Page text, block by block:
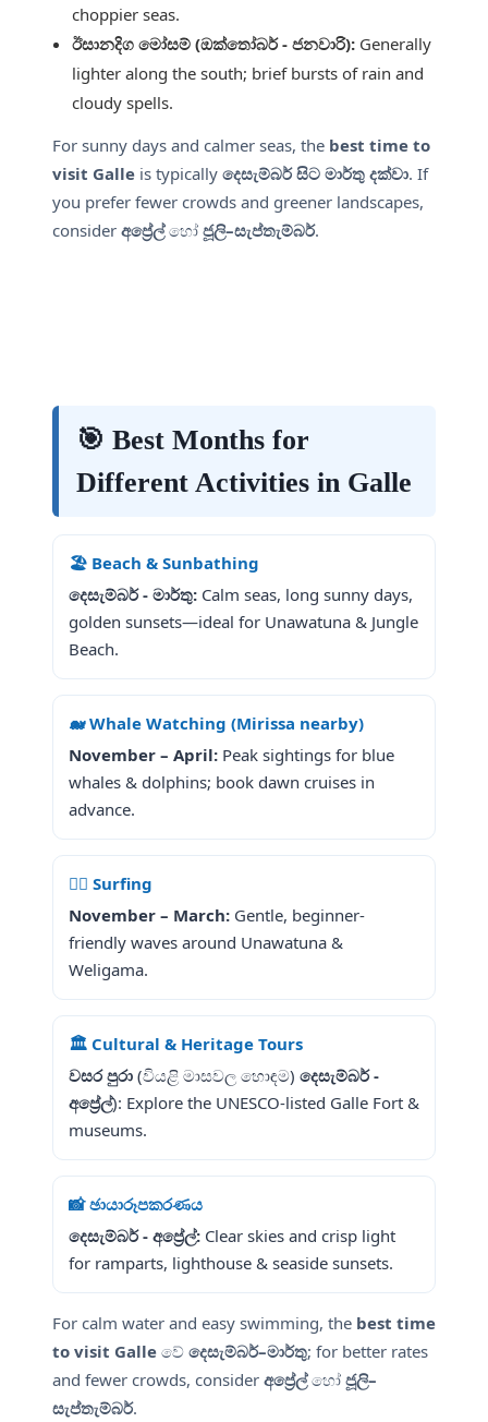
choppier seas.
ඊසානදිග මෝසම් (ඔක්තෝබර් - ජනවාරි): Generally
lighter along the south; brief bursts of rain and
cloudy spells.
For sunny days and calmer seas, the best time to
visit Galle is typically දෙසැම්බර් සිට මාර්තු දක්වා. If
you prefer fewer crowds and greener landscapes,
consider අප්‍රේල්හෝ ජූලි–සැප්තැම්බර්.
🎯 Best Months for
Different Activities in Galle
🏖️ Beach & Sunbathing
දෙසැම්බර් - මාර්තු: Calm seas, long sunny days,
golden sunsets—ideal for Unawatuna & Jungle
Beach.
🐋 Whale Watching (Mirissa nearby)
November – April: Peak sightings for blue
whales & dolphins; book dawn cruises in
advance.
🏄‍♂️ Surfing
November – March: Gentle, beginner-
friendly waves around Unawatuna &
Weligama.
🏛️ Cultural & Heritage Tours
වසර පුරා (වියළි මාසවල හොඳම) දෙසැම්බර් -
අප්‍රේල්): Explore the UNESCO-listed Galle Fort &
museums.
📸 ඡායාරූපකරණය
දෙසැම්බර් - අප්‍රේල්: Clear skies and crisp light
for ramparts, lighthouse & seaside sunsets.
For calm water and easy swimming, the best time
to visit Galle වේ දෙසැම්බර්–මාර්තු; for better rates
and fewer crowds, consider අප්‍රේල්හෝ ජූලි–
සැප්තැම්බර්.